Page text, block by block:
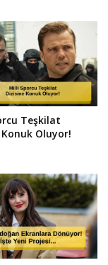
Teşkilat
Oluyor!